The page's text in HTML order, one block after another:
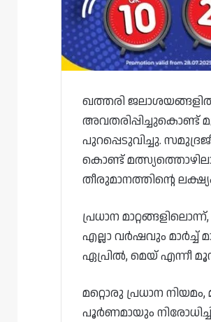
ഖത്തരി
അവതരിപ്പിച്ചുകൊണ്ട്
പുറപ്പെടുവിച്ചു.
കൊണ്ട്
തീരുമാനത്തിന്റെ
പ്രധാന
എല്ലാ വർഷവും മാർച്ച്
ഏപ്രിൽ, മെയ് എന്നീ
മറ്റൊരു പ്രധാന
പൂർണമായും